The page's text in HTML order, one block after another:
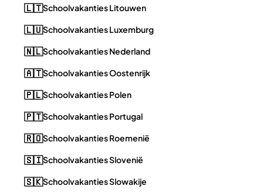
🇱🇹Schoolvakanties Litouwen
🇱🇺Schoolvakanties Luxemburg
🇳🇱Schoolvakanties Nederland
🇦🇹Schoolvakanties Oostenrijk
🇵🇱Schoolvakanties Polen
🇵🇹Schoolvakanties Portugal
🇷🇴Schoolvakanties Roemenië
🇸🇮Schoolvakanties Slovenië
🇸🇰Schoolvakanties Slowakije